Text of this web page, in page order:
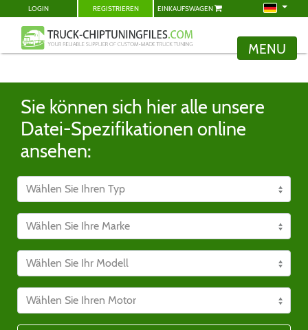
LOGIN REGISTRIEREN EINKAUFSWAGEN
MENU
Sie können sich hier alle unsere
Datei-Spezifikationen online
ansehen: